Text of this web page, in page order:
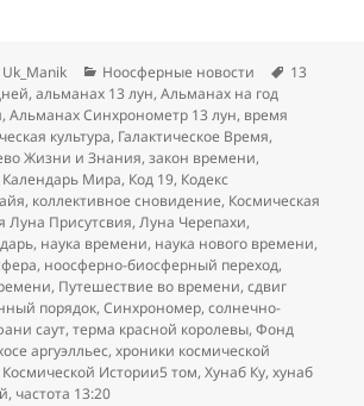
Автор
Uk_Manik Рубрики
Ноосферные новости Метки
13
,альманах 13 лун,Альманах на год
,Альманах Синхронометр 13 лун, время
культура, Галактическое Время,
Жизни и Знания,закон времени,
Календарь Мира, Код 19, Кодекс
, коллективное сновидение, Космическая
Луна Присутсвия,Луна Черепахи,
, наука времени, наука нового времени,
, ноосферно-биосферный переход,
, Путешествие во времени,сдвиг
порядок,Синхрономер,солнечно-
саут,терма красной королевы,Фонд
аргуэлльес,хроники космической
Истории5 том,Хунаб Ку,хунаб
, частота 13:20